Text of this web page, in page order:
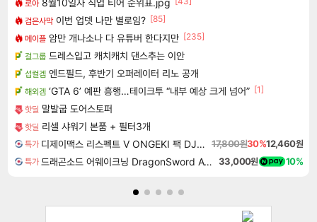
로아 8월10일자 직업 티어 순위표.jpg
검은사막 이번 업뎃 나만 별로임? [85]
메이플 암만 개나소나 다 유튜버 한다지만 [235]
걸그룹 드레스입고 캐치캐치 댄스추는 이안
섭컬겜 엔드필드, 후반기 오퍼레이터 리노 공개
해외겜 ‘GTA 6’ 예판 흥행…테이크투 “내부 예상 크게 넘어” [1]
핫딜 말발굽 도어스토퍼
핫딜 리셀 샤워기 본품 + 필터3개
특가 디제이맥스 리스펙트 V ONGEKI 팩 DJMAX RESPECT V ONGEKI Pack DLC 17,800원30%12,460원
특가 드래곤소드 어웨이크닝 DragonSword Awakening 33,000원 10%